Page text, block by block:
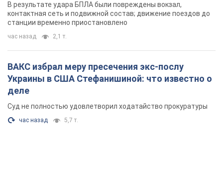
В результате удара БПЛА были повреждены вокзал,
контактная сеть и подвижной состав; движение поездов до
станции временно приостановлено
час назад 2,1 т.
ВАКС избрал меру пресечения экс-послу
Украины в США Стефанишиной: что известно о
деле
Суд не полностью удовлетворил ходатайство прокуратуры
час назад 5,7 т.